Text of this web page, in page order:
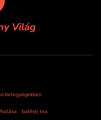
Világ
betegségekben
babhéj tea